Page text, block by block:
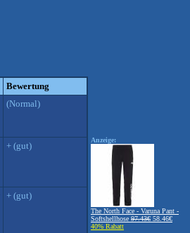
Bewertung
(Normal)
+ (gut)
+ (gut)
Anzeige:
The North Face - Varuna Pant -
Softshellhose 97.43€ 58.46€
40% Rabatt